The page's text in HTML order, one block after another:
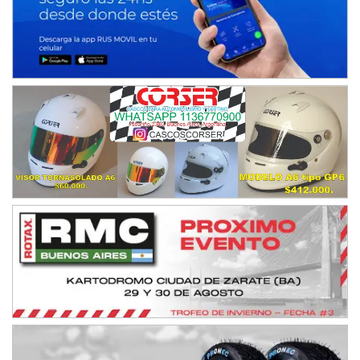
Ramiro Tot (Asfalto)
Baradero (Buenos Aires)
KDO - F6
Ciudad de Trenque Lauquen (Asfalto)
Trenque Lauquen (Buenos Aires)
ENTRERRIANO - F6 (POSTERGADA)
Parque de la Velocidad (Asfalto)
Villaguay (Entre Ríos)
VICTORIENSE - F7
El Cerro (Tierra)
Victoria (Entre Ríos)
Moto Club Reginense (Tierra)
Juventud Unida (Tierra)